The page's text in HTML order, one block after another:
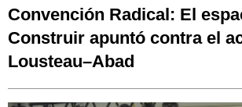
Convención Radical: El
Construir apuntó contra el
Lousteau–Abad